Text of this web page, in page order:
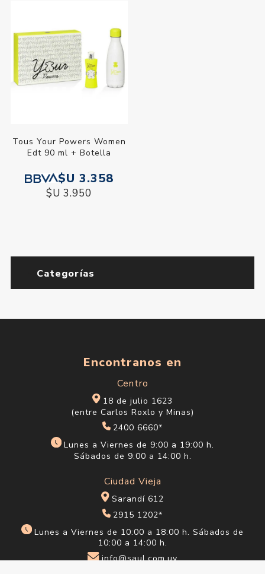
Tous Your Powers Women
Edt 90 ml + Botella
$U 3.358
$U 3.950
Categorías
Encontranos en
Centro
18 de julio 1623
(entre Carlos Roxlo y Minas)
2400 6660*
Lunes a Viernes de 9:00 a 19:00 h.
Sábados de 9:00 a 14:00 h.
Ciudad Vieja
Sarandí 612
2915 1202*
Lunes a Viernes de 10:00 a 18:00 h. Sábados de
10:00 a 14:00 h.
info@saul.com.uy